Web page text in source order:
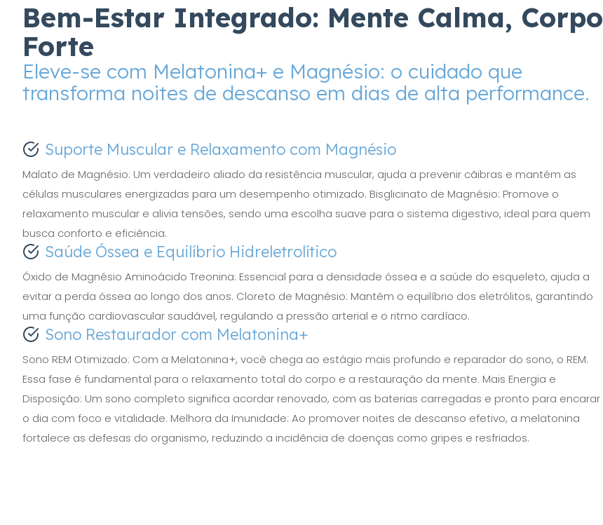
Bem-Estar Integrado: Mente Calma, Corpo
Forte
Eleve-se com Melatonina+ e Magnésio: o cuidado que
transforma noites de descanso em dias de alta performance.
Suporte Muscular e Relaxamento com Magnésio
Malato de Magnésio: Um verdadeiro aliado da resistência muscular, ajuda a prevenir cãibras e mantém as
células musculares energizadas para um desempenho otimizado. Bisglicinato de Magnésio: Promove o
relaxamento muscular e alivia tensões, sendo uma escolha suave para o sistema digestivo, ideal para quem
busca conforto e eficiência.
Saúde Óssea e Equilíbrio Hidreletrolítico
Óxido de Magnésio Aminoácido Treonina: Essencial para a densidade óssea e a saúde do esqueleto, ajuda a
evitar a perda óssea ao longo dos anos. Cloreto de Magnésio: Mantém o equilíbrio dos eletrólitos, garantindo
uma função cardiovascular saudável, regulando a pressão arterial e o ritmo cardíaco.
Sono Restaurador com Melatonina+
Sono REM Otimizado: Com a Melatonina+, você chega ao estágio mais profundo e reparador do sono, o REM.
Essa fase é fundamental para o relaxamento total do corpo e a restauração da mente. Mais Energia e
Disposição: Um sono completo significa acordar renovado, com as baterias carregadas e pronto para encarar
o dia com foco e vitalidade. Melhora da Imunidade: Ao promover noites de descanso efetivo, a melatonina
fortalece as defesas do organismo, reduzindo a incidência de doenças como gripes e resfriados.